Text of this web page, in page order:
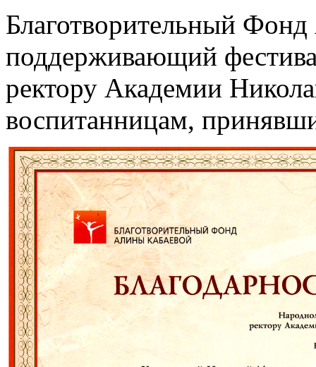
Благотворительный
поддерживающий
ректору Академии
воспитанницам,